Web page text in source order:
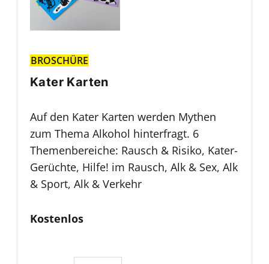
BROSCHÜRE
Kater Karten
Auf den Kater Karten werden Mythen
zum Thema Alkohol hinterfragt. 6
Themenbereiche: Rausch & Risiko, Kater-
Gerüchte, Hilfe! im Rausch, Alk & Sex, Alk
& Sport, Alk & Verkehr
Kostenlos